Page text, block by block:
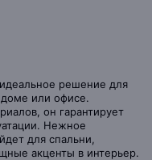
решение для
или офисе.
он гарантирует
Нежное
для спальни,
акценты в интерьер.